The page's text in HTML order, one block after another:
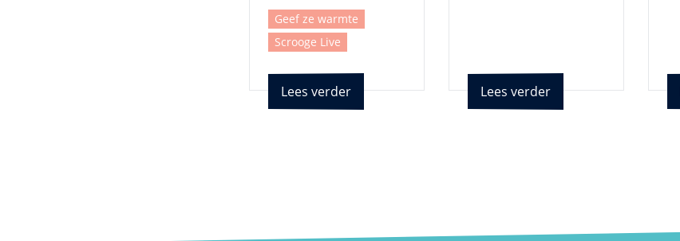
Geef ze warmte
Scrooge Live
Lees verder Lees verder